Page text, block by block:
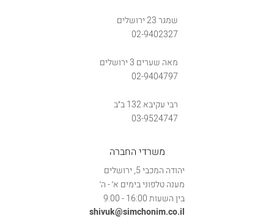
שמגר 23 ירושלים
02-9402327
מאה שערים 3 ירושלים
02-9404797
רבי עקיבא 132 ב״ב
03-9524747
משרדי החברה
יהודה המכבי 5, ירושלים
מענה טלפוני בימים א׳ - ה׳
בין השעות 16:00 - 9:00
shivuk@simchonim.co.il